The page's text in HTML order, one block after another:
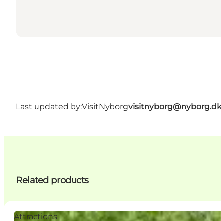
Last updated by:VisitNyborgvisitnyborg@nyborg.dk
Related products
Attractions